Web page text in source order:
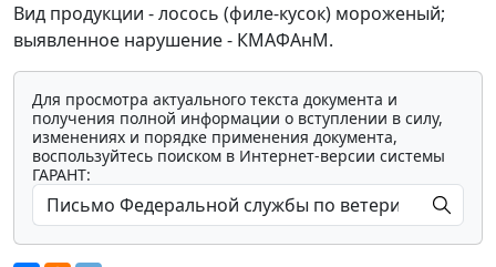
Вид продукции - лосось (филе-кусок) мороженый;
выявленное нарушение - КМАФАнМ.
Для просмотра актуального текста документа и
получения полной информации о вступлении в силу,
изменениях и порядке применения документа,
воспользуйтесь поиском в Интернет-версии системы
ГАРАНТ: